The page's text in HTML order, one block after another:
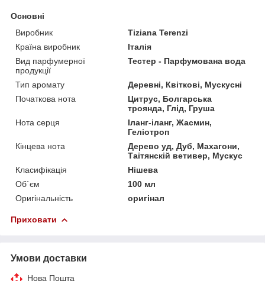
Основні
Виробник
Tiziana Terenzi
Країна виробник
Італія
Вид парфумерної
продукції
Тестер - Парфумована вода
Тип аромату
Деревні, Квіткові, Мускусні
Початкова нота
Цитрус, Болгарська
троянда, Глід, Груша
Нота серця
Іланг-іланг, Жасмин,
Геліотроп
Кінцева нота
Дерево уд, Дуб, Махагони,
Таітянскій ветивер, Мускус
Класифікація
Нішева
Об`єм
100 мл
Оригінальність
оригінал
Приховати
Умови доставки
Нова Пошта